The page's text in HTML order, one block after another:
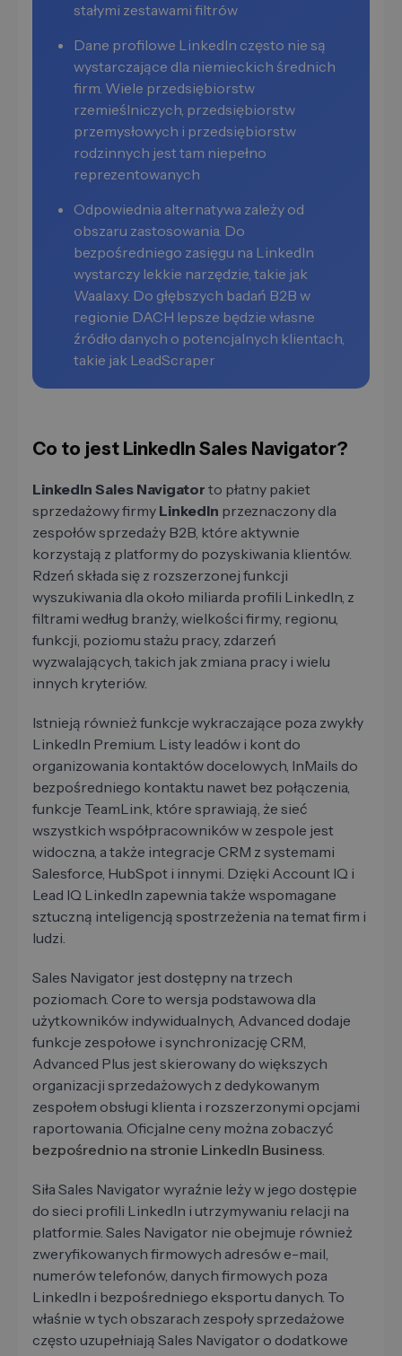
stałymi zestawami filtrów
Dane profilowe LinkedIn często nie są
wystarczające dla niemieckich średnich
firm. Wiele przedsiębiorstw
rzemieślniczych, przedsiębiorstw
przemysłowych i przedsiębiorstw
rodzinnych jest tam niepełno
reprezentowanych
Odpowiednia alternatywa zależy od
obszaru zastosowania. Do
bezpośredniego zasięgu na LinkedIn
wystarczy lekkie narzędzie, takie jak
Waalaxy. Do głębszych badań B2B w
regionie DACH lepsze będzie własne
źródło danych o potencjalnych klientach,
takie jak LeadScraper
Co to jest LinkedIn Sales Navigator?
LinkedIn Sales Navigator to płatny pakiet
sprzedażowy firmy LinkedIn przeznaczony dla
zespołów sprzedaży B2B, które aktywnie
korzystają z platformy do pozyskiwania klientów.
Rdzeń składa się z rozszerzonej funkcji
wyszukiwania dla około miliarda profili LinkedIn, z
filtrami według branży, wielkości firmy, regionu,
funkcji, poziomu stażu pracy, zdarzeń
wyzwalających, takich jak zmiana pracy i wielu
innych kryteriów.
Istnieją również funkcje wykraczające poza zwykły
LinkedIn Premium. Listy leadów i kont do
organizowania kontaktów docelowych, InMails do
bezpośredniego kontaktu nawet bez połączenia,
funkcje TeamLink, które sprawiają, że sieć
wszystkich współpracowników w zespole jest
widoczna, a także integracje CRM z systemami
Salesforce, HubSpot i innymi. Dzięki Account IQ i
Lead IQ LinkedIn zapewnia także wspomagane
sztuczną inteligencją spostrzeżenia na temat firm i
ludzi.
Sales Navigator jest dostępny na trzech
poziomach. Core to wersja podstawowa dla
użytkowników indywidualnych, Advanced dodaje
funkcje zespołowe i synchronizację CRM,
Advanced Plus jest skierowany do większych
organizacji sprzedażowych z dedykowanym
zespołem obsługi klienta i rozszerzonymi opcjami
raportowania. Oficjalne ceny można zobaczyć
bezpośrednio na stronie LinkedIn Business.
Siła Sales Navigator wyraźnie leży w jego dostępie
do sieci profili LinkedIn i utrzymywaniu relacji na
platformie. Sales Navigator nie obejmuje również
zweryfikowanych firmowych adresów e-mail,
numerów telefonów, danych firmowych poza
LinkedIn i bezpośredniego eksportu danych. To
właśnie w tych obszarach zespoły sprzedażowe
często uzupełniają Sales Navigator o dodatkowe